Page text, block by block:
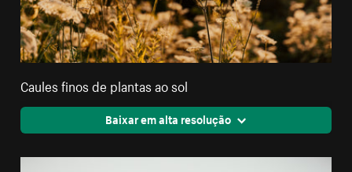
Caules finos de plantas ao sol
Baixar em alta resolução